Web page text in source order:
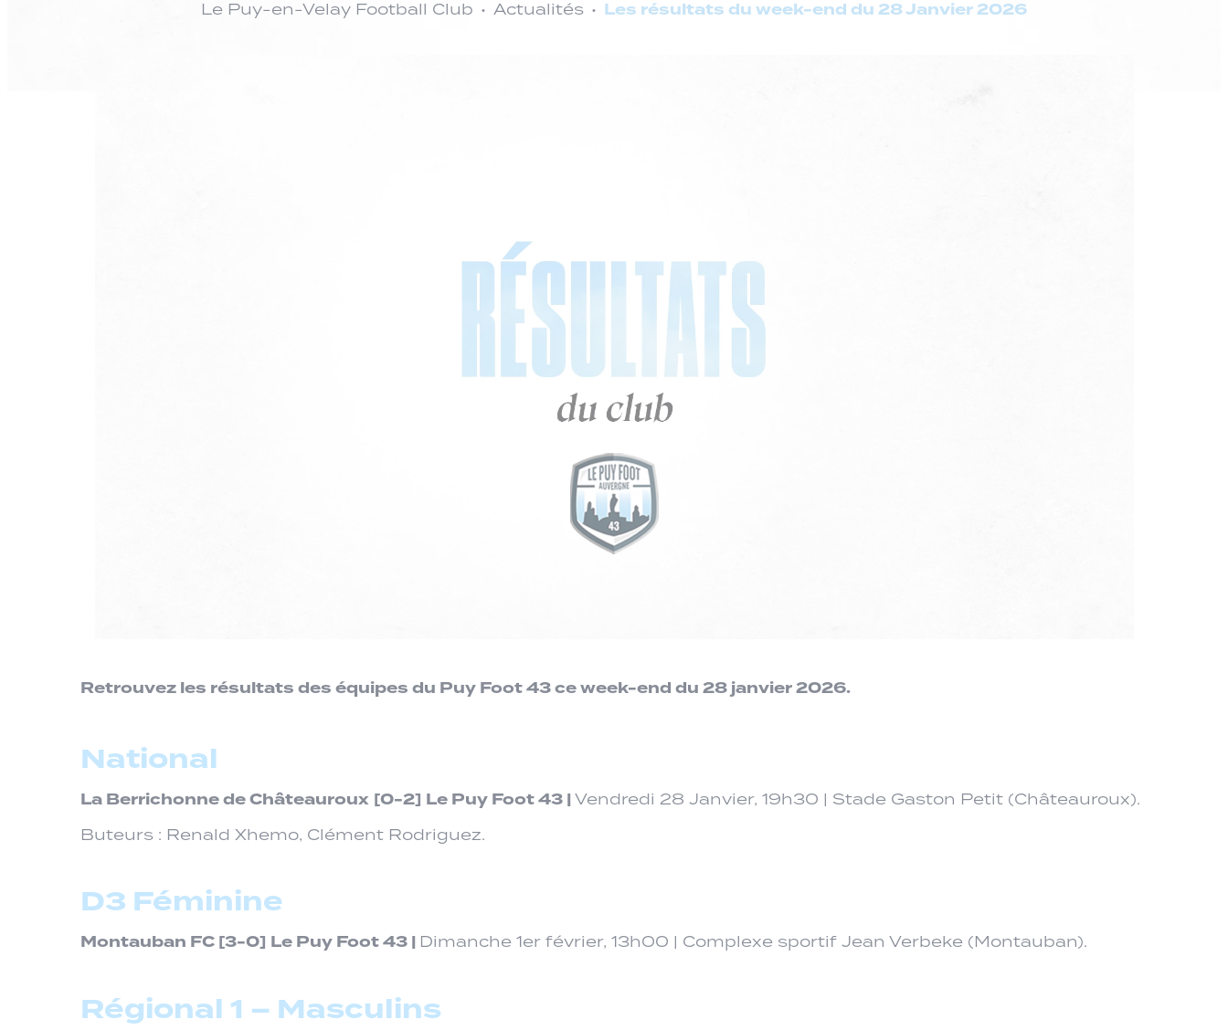
Le Puy-en-Velay Football Club Actualités Les résultats du week-end du 28 Janvier 2026
Retrouvez les résultats des équipes du Puy Foot 43 ce week-end du 28 janvier 2026.
National
La Berrichonne de Châteauroux [0-2] Le Puy Foot 43 |Vendredi 28 Janvier, 19h30 | Stade Gaston Petit (Châteauroux).
Buteurs : Renald Xhemo, Clément Rodriguez.
D3 Féminine
Montauban FC [3-0] Le Puy Foot 43 | Dimanche 1er février, 13h00 | Complexe sportif Jean Verbeke (Montauban).
Régional 1 – Masculins